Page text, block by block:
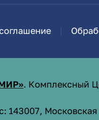
. Комплексный
143007,